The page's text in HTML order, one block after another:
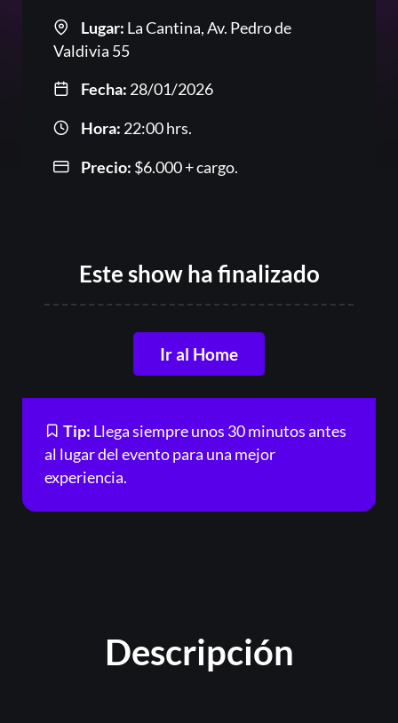
Lugar: La Cantina, Av. Pedro de
Valdivia 55
Fecha: 28/01/2026
Hora: 22:00 hrs.
Precio: $6.000+ cargo.
Este show ha finalizado
Ir al Home
Tip: Llega siempre unos 30 minutos antes
al lugar del evento para una mejor
experiencia.
Descripción
Or
Registrarse